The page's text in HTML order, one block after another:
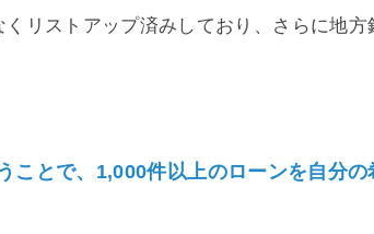
リストアップ済みしており、さらに地
ことで、1,000件以上のローンを自分